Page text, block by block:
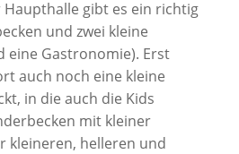
Haupthalle gibt es ein richtig
und zwei kleine
eine Gastronomie). Erst
auch noch eine kleine
in die auch die Kids
mit kleiner
kleineren, helleren und